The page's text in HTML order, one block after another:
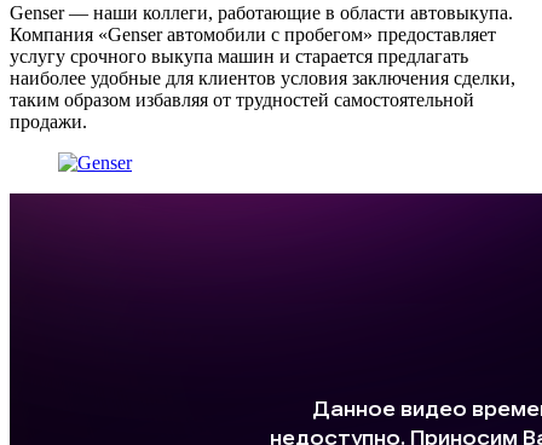
Genser — наши коллеги, работающие в области автовыкупа.
Компания «Genser автомобили с пробегом» предоставляет
услугу срочного выкупа машин и старается предлагать
наиболее удобные для клиентов условия заключения сделки,
таким образом избавляя от трудностей самостоятельной
продажи.